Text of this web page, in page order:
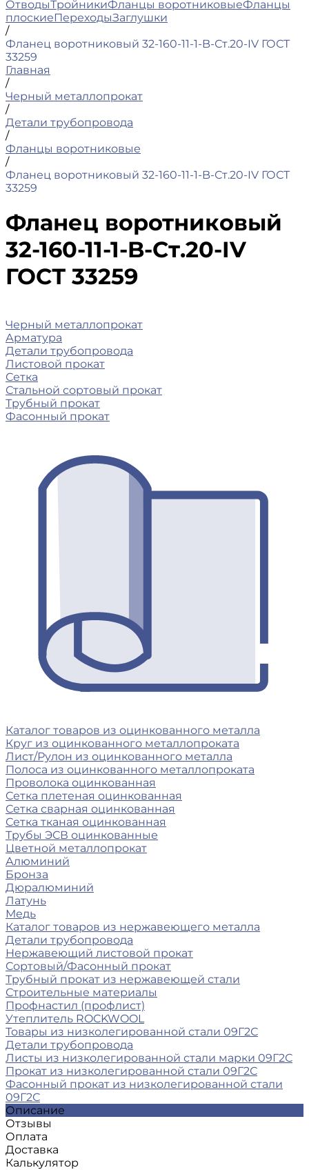
ОтводыТройникиФланцы воротниковыеФланцы
плоскиеПереходыЗаглушки
/
Фланец воротниковый 32-160-11-1-B-Ст.20-IV ГОСТ
33259
Главная
/
Черный металлопрокат
/
Детали трубопровода
/
Фланцы воротниковые
/
Фланец воротниковый 32-160-11-1-B-Ст.20-IV ГОСТ
33259
Фланец воротниковый
32-160-11-1-B-Ст.20-IV
ГОСТ 33259
Черный металлопрокат
Арматура
Детали трубопровода
Листовой прокат
Сетка
Стальной сортовый прокат
Трубный прокат
Фасонный прокат
Каталог товаров из оцинкованного металла
Круг из оцинкованного металлопроката
Лист/Рулон из оцинкованного металла
Полоса из оцинкованного металлопроката
Проволока оцинкованная
Сетка плетеная оцинкованная
Сетка сварная оцинкованная
Сетка тканая оцинкованная
Трубы ЭСВ оцинкованные
Цветной металлопрокат
Алюминий
Бронза
Дюралюминий
Латунь
Медь
Каталог товаров из нержавеющего металла
Детали трубопровода
Нержавеющий листовой прокат
Сортовый/Фасонный прокат
Трубный прокат из нержавеющей стали
Строительные материалы
Профнастил (профлист)
Утеплитель ROCKWOOL
Товары из низколегированной стали 09Г2С
Детали трубопровода
Листы из низколегированной стали марки 09Г2С
Прокат из низколегированной стали 09Г2С
Фасонный прокат из низколегированной стали
09Г2С
Описание
Отзывы
Оплата
Доставка
Калькулятор